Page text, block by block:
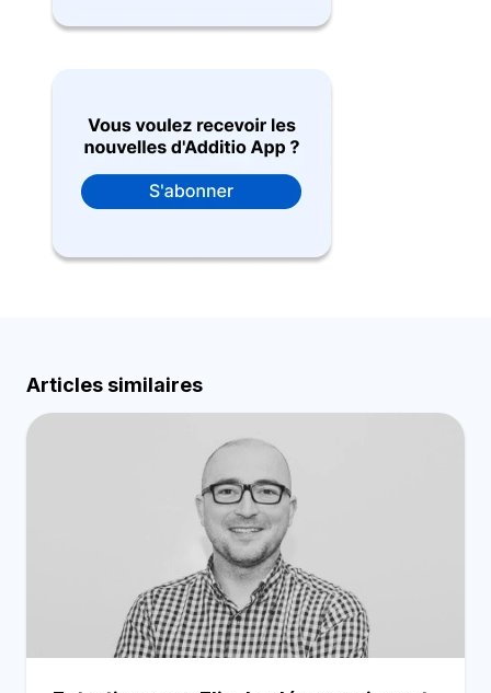
Articles similaires